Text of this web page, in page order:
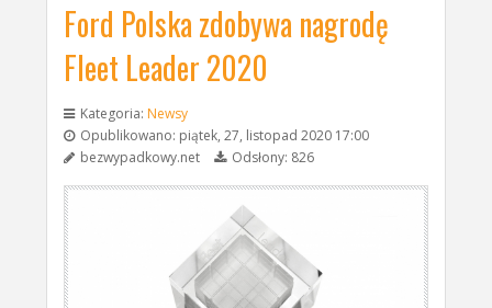
Ford Polska zdobywa nagrodę
Fleet Leader 2020
Kategoria: Newsy
Opublikowano: piątek, 27, listopad 2020 17:00
bezwypadkowy.net
Odsłony: 826